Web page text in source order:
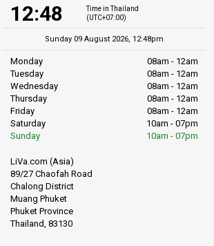
清潔でエアコン付きのキャビン
ライフジャケットなど安全装備が完備
親切で丁寧なスタッフ
手頃なチケット価格
スムーズなチェックインと乗船手続き
12:48
Time in Thailand
(UTC+07:00)
Sunday 09 August 2026, 12:48pm
Monday
08am - 12am
Tuesday
08am - 12am
Wednesday
08am - 12am
Thursday
08am - 12am
Friday
08am - 12am
Saturday
10am - 07pm
Sunday
10am - 07pm
LiVa.com (Asia)
89/27 Chaofah Road
Chalong District
Muang Phuket
Phuket Province
Thailand, 83130